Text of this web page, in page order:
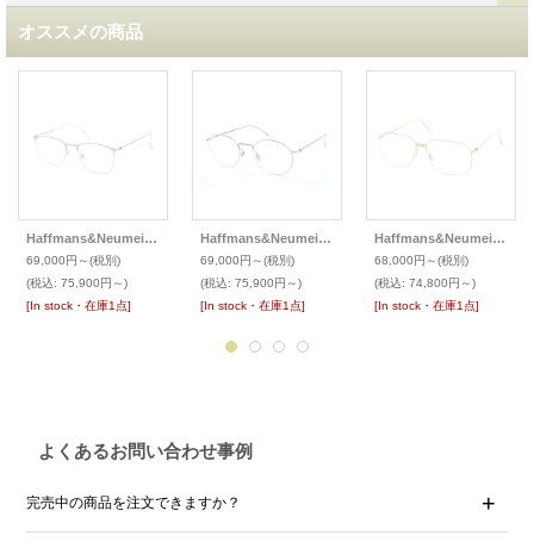
オススメの商品
Haffmans&Neumeister ハフマンス&ノイマイスター Ultralight collection メガネ Gurvich
69,000円～(税別)
(税込: 75,900円～)
[In stock・在庫1点]
Haffmans&Neumeister ハフマンス&ノイマイスター Ultralight collection メガネ Lovelace
69,000円～(税別)
(税込: 75,900円～)
[In stock・在庫1点]
Haffmans&Neumeister ハフマンス&ノイマイスター Ultralight collection メガネ Kubick
68,000円～(税別)
(税込: 74,800円～)
[In stock・在庫1点]
よくあるお問い合わせ事例
完売中の商品を注文できますか？